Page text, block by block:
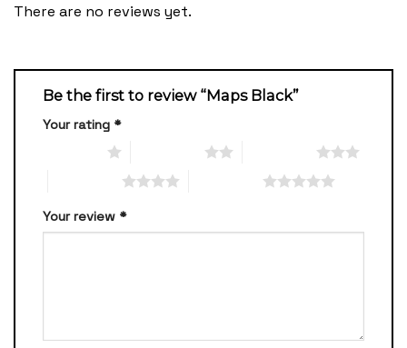
There are no reviews yet.
Be the first to review “Maps Black”
Your rating *
Your review *